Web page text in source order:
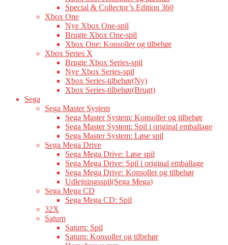
Special & Collector’s Edition 360
Xbox One
Nye Xbox One-spil
Brugte Xbox One-spil
Xbox One: Konsoller og tilbehør
Xbox Series X
Brugte Xbox Series-spil
Nye Xbox Series-spil
Xbox Series-tilbehør(Ny)
Xbox Series-tilbehør(Brugt)
Sega
Sega Master System
Sega Master System: Konsoller og tilbehør
Sega Master System: Spil i original emballage
Sega Master System: Løse spil
Sega Mega Drive
Sega Mega Drive: Løse spil
Sega Mega Drive: Spil i original emballage
Sega Mega Drive: Konsoller og tilbehør
Udlejningsspil(Sega Mega)
Sega Mega CD
Sega Mega CD: Spil
32X
Saturn
Saturn: Spil
Saturn: Konsoller og tilbehør